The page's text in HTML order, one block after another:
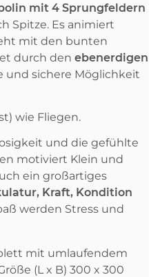
mit 4 Sprungfeldern
Spitze. Es animiert
mit den bunten
durch den ebenerdigen
und sichere Möglichkeit
wie Fliegen.
und die gefühlte
motiviert Klein und
ein großartiges
Kraft, Kondition
werden Stress und
mit umlaufendem
(L x B) 300 x 300